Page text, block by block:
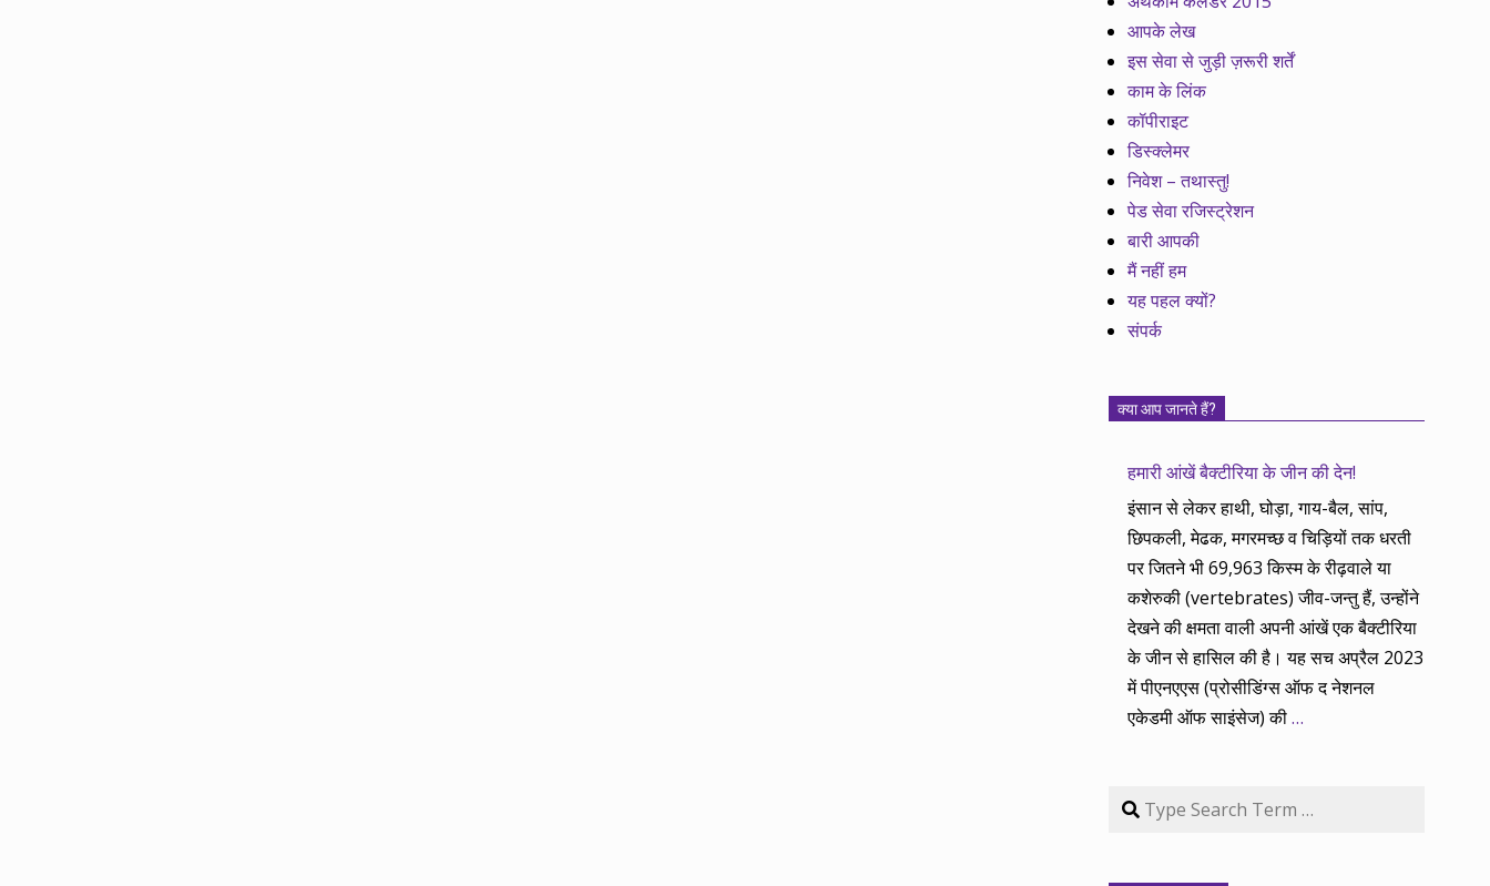
आपके लेख
इस सेवा से जुड़ी ज़रूरी शर्तें
काम के लिंक
कॉपीराइट
डिस्क्लेमर
निवेश – तथास्तु!
पेड सेवा रजिस्ट्रेशन
बारी आपकी
मैं नहीं हम
यह पहल क्यों?
संपर्क
क्या आप जानते हैं?
हमारी आंखें बैक्टीरिया के जीन की देन!
इंसान से लेकर हाथी, घोड़ा, गाय-बैल, सांप,
छिपकली, मेढक, मगरमच्छ व चिड़ियों तक धरती
पर जितने भी 69,963 किस्म के रीढ़वाले या
कशेरुकी (vertebrates) जीव-जन्तु हैं, उन्होंने
देखने की क्षमता वाली अपनी आंखें एक बैक्टीरिया
के जीन से हासिल की है। यह सच अप्रैल 2023
में पीएनएएस (प्रोसीडिंग्स ऑफ द नेशनल
एकेडमी ऑफ साइंसेज) की…
Search